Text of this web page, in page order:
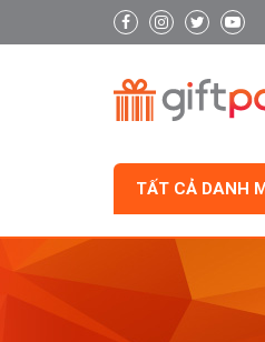
TẤT CẢ DANH